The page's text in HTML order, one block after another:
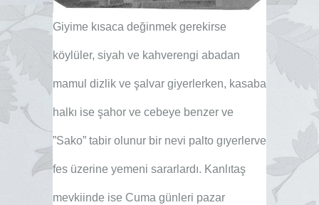
Giyime kısaca değinmek gerekirse
köylüler, siyah ve kahverengi abadan
mamul dizlik ve şalvar giyerlerken, kasaba
halkı ise şahor ve cebeye benzer ve
”Sako” tabir olunur bir nevi palto gıyerlerve
fes üzerine yemeni sararlardı. Kanlıtaş
mevkiinde ise Cuma günleri pazar